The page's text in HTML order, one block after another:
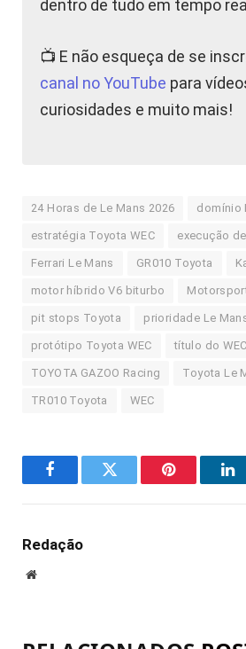
dentro de tudo em tempo
📺 E não esqueça de se
canal no YouTube para
curiosidades e muito mais!
24 Horas de Le Mans 2026 domínio
estratégia Toyota WEC execução
Ferrari Le Mans GR010 Toyota
motor híbrido V6 biturbo
pit stops Toyota prioridade Le
protótipo Toyota WEC título do
TOYOTA GAZOO Racing Toyota Le
TR010 Toyota WEC
FacebookTwitter Pinterest
Redação
Site